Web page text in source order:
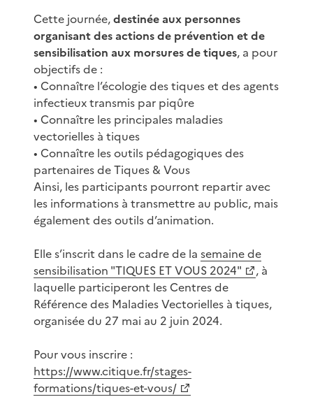
Cette journée,destinée aux personnes
organisant des actions de prévention et de
sensibilisation aux morsures de tiques, a pour
objectifs de :
• Connaître l’écologie des tiques et des agents
infectieux transmis par piqûre
• Connaître les principales maladies
vectorielles à tiques
• Connaître les outils pédagogiques des
partenaires de Tiques & Vous
Ainsi, les participants pourront repartir avec
les informations à transmettre au public, mais
également des outils d’animation.
Elle s’inscrit dans le cadre de la semaine de
sensibilisation "TIQUES ET VOUS 2024"
, à
laquelle participeront les Centres de
Référence des Maladies Vectorielles à tiques,
organisée du 27 mai au 2 juin 2024.
Pour vous inscrire :
https://www.citique.fr/stages-
formations/tiques-et-vous/